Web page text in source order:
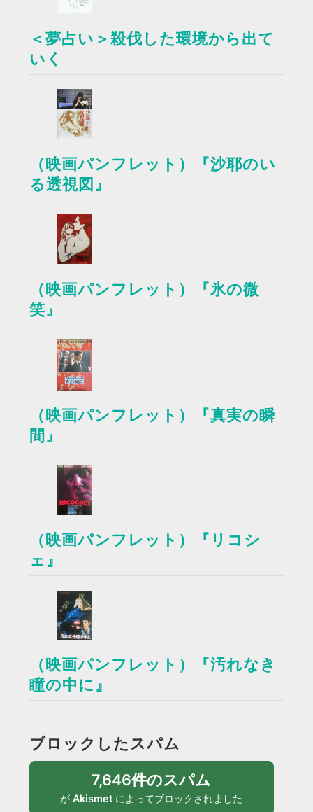
＜夢占い＞殺伐した環境から出て
いく
（映画パンフレット）『沙耶のい
る透視図』
（映画パンフレット）『氷の微
笑』
（映画パンフレット）『真実の瞬
間』
（映画パンフレット）『リコシ
ェ』
（映画パンフレット）『汚れなき
瞳の中に』
ブロックしたスパム
7,646件のスパム
がAkismet によってブロックされました